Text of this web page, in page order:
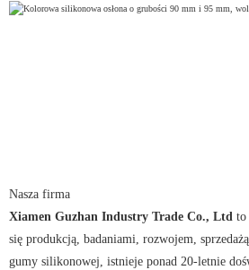
Nasza firma
Xiamen Guzhan Industry Trade Co., Ltd to
się produkcją, badaniami, rozwojem,
gumy silikonowej, istnieje ponad 20-letnie